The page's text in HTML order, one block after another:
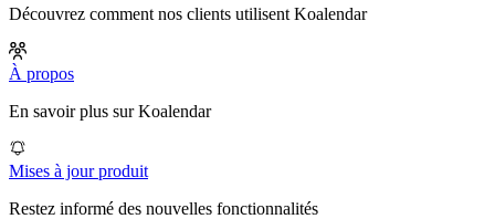
Découvrez comment nos clients utilisent Koalendar
À propos
En savoir plus sur Koalendar
Mises à jour produit
Restez informé des nouvelles fonctionnalités